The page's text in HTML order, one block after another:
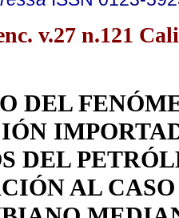
v.27 n.121
DEL
DEL
AL CASO